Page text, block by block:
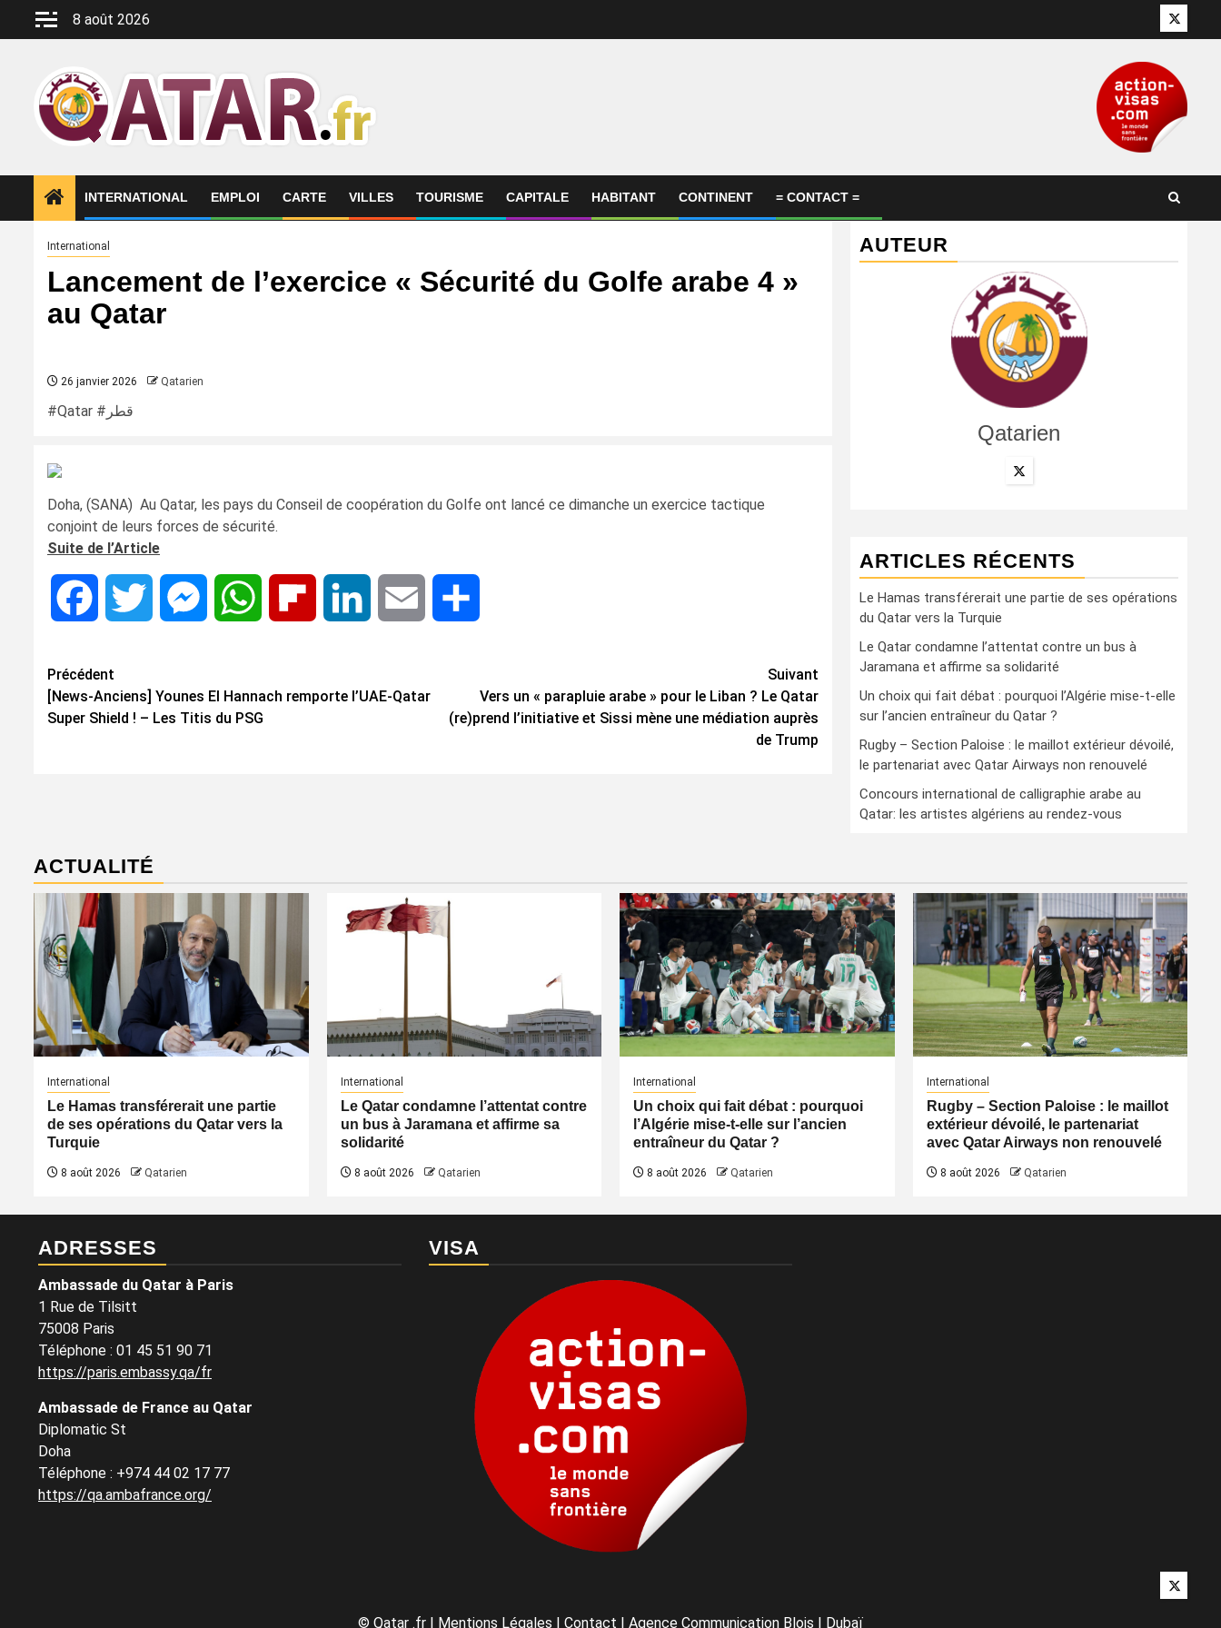
8 août 2026 Twitter
INTERNATIONAL EMPLOI CARTE VILLES TOURISME CAPITALE HABITANT CONTINENT = CONTACT =
International
Lancement de l’exercice « Sécurité du Golfe arabe 4 »
au Qatar
26 janvier 2026 Qatarien
#Qatar #قطر
Doha, (SANA) Au Qatar, les pays du Conseil de coopération du Golfe ont lancé ce dimanche un exercice tactique
conjoint de leurs forces de sécurité.
Suite de l’Article
Facebook Twitter MessengerWhatsApp Flipboard LinkedIn Email
Navigation
d’article
Précédent
[News-Anciens] Younes El Hannach remporte l’UAE-Qatar
Super Shield ! – Les Titis du PSG
Suivant
Vers un « parapluie arabe » pour le Liban ? Le Qatar
(re)prend l’initiative et Sissi mène une médiation auprès
de Trump
AUTEUR
Qatarien
ARTICLES RÉCENTS
Le Hamas transférerait une partie de ses opérations
du Qatar vers la Turquie
Le Qatar condamne l’attentat contre un bus à
Jaramana et affirme sa solidarité
Un choix qui fait débat : pourquoi l’Algérie mise-t-elle
sur l’ancien entraîneur du Qatar ?
Rugby – Section Paloise : le maillot extérieur dévoilé,
le partenariat avec Qatar Airways non renouvelé
Concours international de calligraphie arabe au
Qatar: les artistes algériens au rendez-vous
ACTUALITÉ
International
Le Hamas transférerait une partie
de ses opérations du Qatar vers la
Turquie
8 août 2026 Qatarien
International
Le Qatar condamne l’attentat contre
un bus à Jaramana et affirme sa
solidarité
8 août 2026 Qatarien
International
Un choix qui fait débat : pourquoi
l’Algérie mise-t-elle sur l’ancien
entraîneur du Qatar ?
8 août 2026 Qatarien
International
Rugby – Section Paloise : le maillot
extérieur dévoilé, le partenariat
avec Qatar Airways non renouvelé
8 août 2026 Qatarien
ADRESSES
Ambassade du Qatar à Paris
1 Rue de Tilsitt
75008 Paris
Téléphone : 01 45 51 90 71
https://paris.embassy.qa/fr
Ambassade de France au Qatar
Diplomatic St
Doha
Téléphone : +974 44 02 17 77
https://qa.ambafrance.org/
VISA
Twitter
© Qatar .fr | Mentions Légales | Contact | Agence Communication Blois | Dubaï